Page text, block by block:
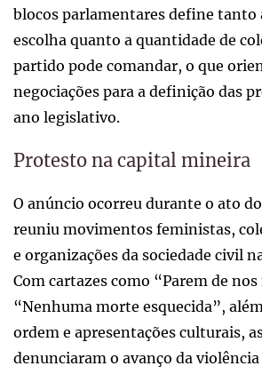
blocos parlamentares define tanto
escolha quanto a quantidade de
partido pode comandar, o que
negociações para a definição das
ano legislativo.
Protesto na capital mineira
O anúncio ocorreu durante o ato
reuniu movimentos feministas,
e organizações da sociedade civil
Com cartazes como “Parem de
“Nenhuma morte esquecida”,
ordem e apresentações culturais,
denunciaram o avanço da